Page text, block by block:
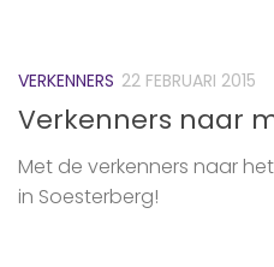
VERKENNERS 22 FEBRUARI 2015
Verkenners naar
Met de ‪verkenners‬ naar
in Soesterberg!